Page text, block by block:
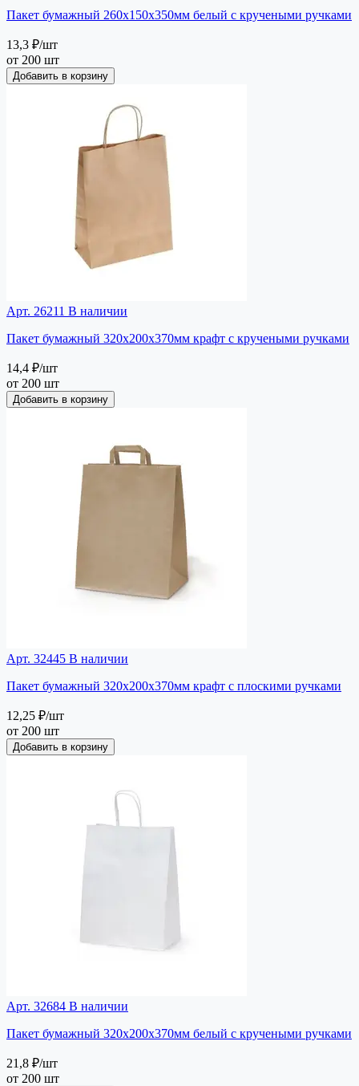
Пакет бумажный 260х150х350мм белый с кручеными ручками
13,3 ₽/шт
от 200 шт
Добавить в корзину
Арт. 26211 В наличии
Пакет бумажный 320х200х370мм крафт с кручеными ручками
14,4 ₽/шт
от 200 шт
Добавить в корзину
Арт. 32445 В наличии
Пакет бумажный 320х200х370мм крафт с плоскими ручками
12,25 ₽/шт
от 200 шт
Добавить в корзину
Арт. 32684 В наличии
Пакет бумажный 320х200х370мм белый с кручеными ручками
21,8 ₽/шт
от 200 шт